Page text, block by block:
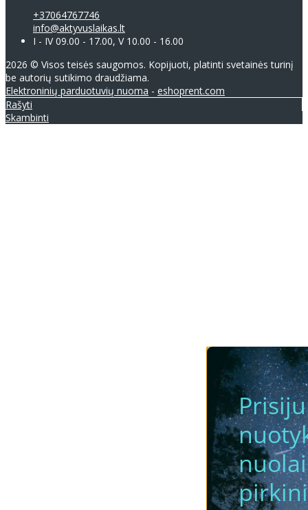
+37064767746
info@aktyvuslaikas.lt
I - IV 09.00 - 17.00, V 10.00 - 16.00
2026 © Visos teisės saugomos. Kopijuoti, platinti svetainės turinį
be autorių sutikimo draudžiama.
Elektroninių parduotuvių nuoma - eshoprent.com
Rašyti
Skambinti